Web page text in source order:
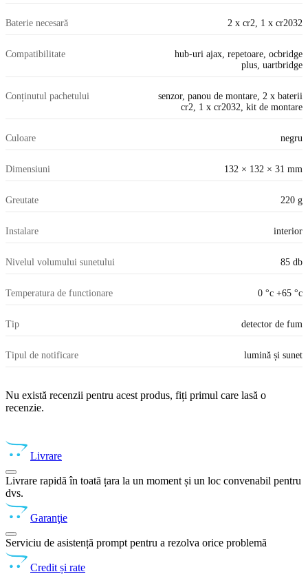
Baterie necesară 2 x cr2, 1 x cr2032
Compatibilitate
hub-uri ajax, repetoare, ocbridge
plus, uartbridge
Conținutul pachetului
senzor, panou de montare, 2 x baterii
cr2, 1 x cr2032, kit de montare
Culoare negru
Dimensiuni 132 × 132 × 31 mm
Greutate 220 g
Instalare interior
Nivelul volumului sunetului 85 db
Temperatura de functionare 0 °с +65 °с
Tip detector de fum
Tipul de notificare lumină și sunet
Nu există recenzii pentru acest produs, fiți primul care lasă o
recenzie.
Livrare
Livrare rapidă în toată țara la un moment și un loc convenabil pentru
dvs.
Garanţie
Serviciu de asistență prompt pentru a rezolva orice problemă
Credit și rate